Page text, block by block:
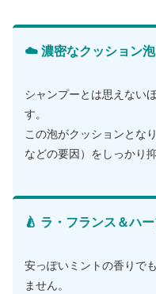
☁️ 濃密なクッション泡
シャンプーとは思えない
す。
この泡がクッションとな
などの要因）をしっかり抑
🍐 ラ・フランス＆ハ
安っぽいミントの香りで
ません。